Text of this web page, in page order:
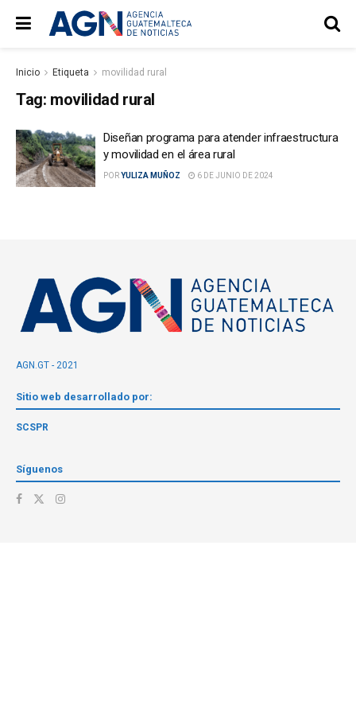
Inicio Etiqueta movilidad rural
Tag: movilidad rural
Diseñan programa para atender infraestructura
y movilidad en el área rural
PORYULIZA MUÑOZ 6 DE JUNIO DE 2024
AGN.GT - 2021
Sitio web desarrollado por:
SCSPR
Síguenos